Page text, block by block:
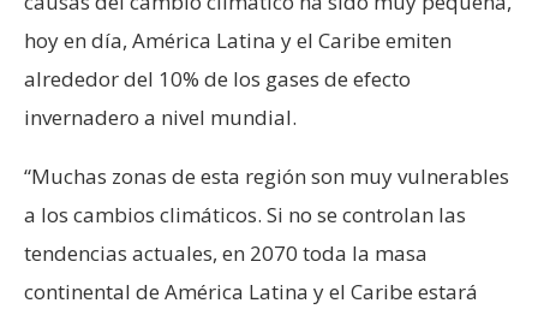
hoy en día, América Latina y el Caribe emiten
alrededor del 10% de los gases de efecto
invernadero a nivel mundial.
“Muchas zonas de esta región son muy vulnerables
a los cambios climáticos. Si no se controlan las
tendencias actuales, en 2070 toda la masa
continental de América Latina y el Caribe estará